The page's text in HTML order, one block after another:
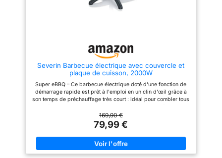
thermostat réglable, cuisson
SafeTouch, pare-vent amovible
de 8 cm, PG 8565 Qualité
Les produits SEVERIN sont
performants par leur
conception, leur facilité
Severin Barbecue électrique avec couvercle et
plaque de cuisson, 2000W
Super eBBQ – Ce barbecue électrique doté d'une fonction de
démarrage rapide est prêt à l'emploi en un clin d'œil grâce à
son temps de préchauffage très court : idéal pour combler tous
Couvercle équipé d'un thermomètre intégré permettant de
surveiller facilement la température, doté d'une échelle
graduée très lisible. Le couvercle peut également servir de
pare-vent. Température réglable - Thermostat amovible à
plusieurs niveaux, muni d'une poignée d'extraction Facile à
nettoyer grâce à son bac à graisse amovible. Détails – 1 x grill
169,90 €
79,99 €